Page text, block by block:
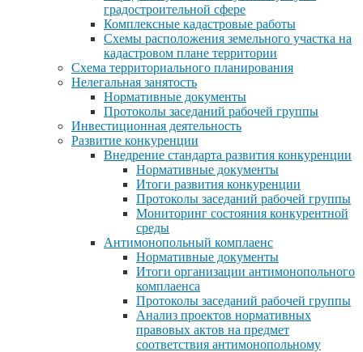
градостроительной сфере
Комплексные кадастровые работы
Схемы расположения земельного участка на
кадастровом плане территории
Схема территориального планирования
Нелегальная занятость
Нормативные документы
Протоколы заседаний рабочей группы
Инвестиционная деятельность
Развитие конкуренции
Внедрение стандарта развития конкуренции
Нормативные документы
Итоги развития конкуренции
Протоколы заседаний рабочей группы
Мониторинг состояния конкурентной
среды
Антимонопольный комплаенс
Нормативные документы
Итоги организации антимонопольного
комплаенса
Протоколы заседаний рабочей группы
Анализ проектов нормативных
правовых актов на предмет
соответствия антимонопольному